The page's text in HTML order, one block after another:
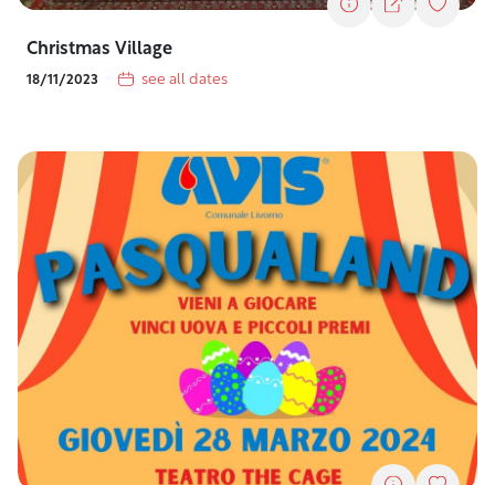
Christmas Village
18/11/2023 see all dates